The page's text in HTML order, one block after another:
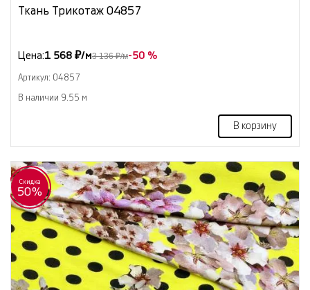
Ткань Трикотаж 04857
Цена:1 568 ₽/м3 136 ₽/м-50 %
Артикул: 04857
В наличии 9.55 м
В корзину
Скидка
50%